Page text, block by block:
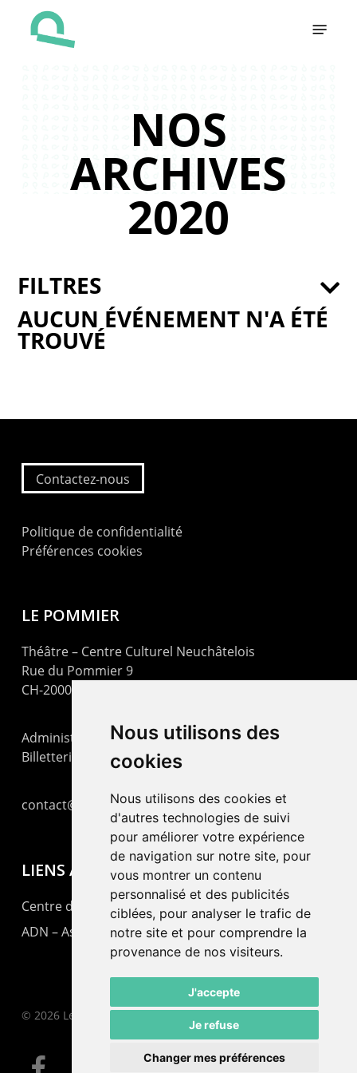
Nous utilisons des
cookies
Nous utilisons des cookies et
d'autres technologies de suivi
pour améliorer votre expérience
de navigation sur notre site, pour
vous montrer un contenu
personnalisé et des publicités
ciblées, pour analyser le trafic de
notre site et pour comprendre la
provenance de nos visiteurs.
J'accepte
Je refuse
Changer mes préférences
NOS
ARCHIVES
2020
AUCUN ÉVÉNEMENT N'A ÉTÉ
TROUVÉ
FILTRES
Contactez-nous
Politique de confidentialité
Préférences cookies
LE POMMIER
Théâtre – Centre Culturel Neuchâtelois
Rue du Pommier 9
CH-2000 Neuchâtel
Administration : +41 32 725 03 03
Billetterie : +41 32 725 05 05
contact@lepommier.ch
LIENS AMIS
Centre de culture ABC
ADN – Association Danse Neuchâtel
© 2026 Le Pommier.
facebook email